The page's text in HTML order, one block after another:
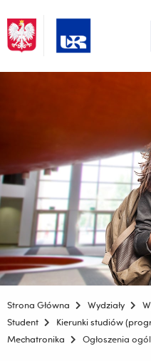
Strona Główna Wydziały
Student
Kierunki studiów
Mechatronika
Ogłoszenia